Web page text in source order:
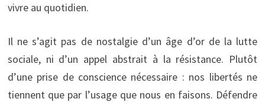
vivre au quotidien.
Il ne s’agit pas de nostalgie d’un âge d’or de la lutte
sociale, ni d’un appel abstrait à la résistance. Plutôt
d’une prise de conscience nécessaire : nos libertés ne
tiennent que par l’usage que nous en faisons. Défendre